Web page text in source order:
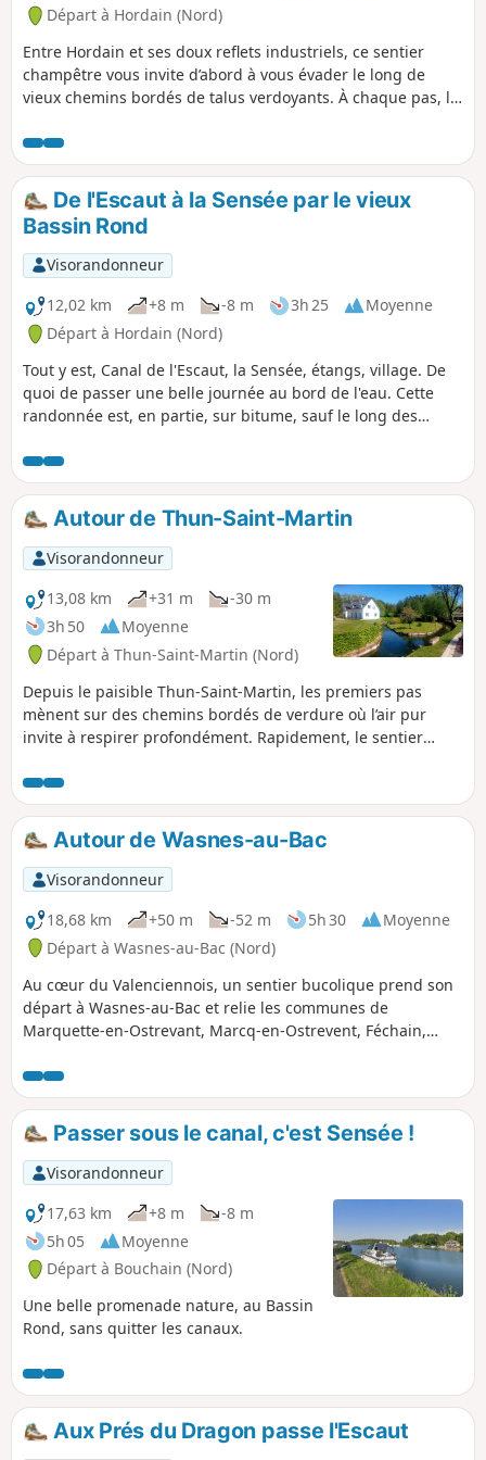
Départ à Hordain (Nord)
Entre Hordain et ses doux reflets industriels, ce sentier
champêtre vous invite d’abord à vous évader le long de
vieux chemins bordés de talus verdoyants. À chaque pas, le
promettant une immersion instantanée dans une
campagne réinventée. Bouchain vous accueille avec ses
fortifications historiques et ses bras de rivière paisibles,
avant que Marquette-en-Ostrevant n’ouvre sur des
paysages où les écluses rythment la balade. Enfin,
Wavrechain-sous-Faulx déploie son patchwork de prairies et
de haies bocagères, vous offrant une parenthèse bucolique,
loin du tumulte du quotidien.
De l'Escaut à la Sensée par le vieux
Bassin Rond
Visorandonneur
12,02 km
+8 m -8 m 3h 25
Moyenne
Départ à Hordain (Nord)
Tout y est, Canal de l'Escaut, la Sensée, étangs, village. De
quoi de passer une belle journée au bord de l'eau. Cette
randonnée est, en partie, sur bitume, sauf le long des
Bouchain.
Autour de Thun-Saint-Martin
Visorandonneur
13,08 km
+31 m
-30 m
3h 50
Moyenne
Départ à Thun-Saint-Martin (Nord)
Depuis le paisible Thun-Saint-Martin, les premiers pas
mènent sur des chemins bordés de verdure où l’air pur
invite à respirer profondément. Rapidement, le sentier
ponctué de façades typiques et d’un rythme de vie apaisé.
En poursuivant, la campagne déroule ses nuances, mêlant
champs ouverts, haies champêtres et petites routes
bordées d’arbres. L’arrivée à Thun-l’Évêque apporte une
touche d’histoire et de caractère, avec ses pierres anciennes
et son atmosphère singulière. Ce parcours joue sur
l’alternance entre espaces ouverts et cocons villageois,
offrant une promenade où chaque étape révèle un visage
différent du territoire.
Autour de Wasnes-au-Bac
Visorandonneur
18,68 km
+50 m -52 m 5h 30
Moyenne
Départ à Wasnes-au-Bac (Nord)
Au cœur du Valenciennois, un sentier bucolique prend son
départ à Wasnes-au-Bac et relie les communes de
Marquette-en-Ostrevant, Marcq-en-Ostrevent, Féchain,
vivaces et de prairies ondoyantes, invite à la flânerie entre
villages au charme authentique et paysages façonnés par
l’agriculture locale. Accessible à tous et modulable selon
votre rythme, ce parcours se vit à chaque saison dans une
lumière différente, du printemps fleuri aux teintes douces
de l’automne. Quelques en-cas du terroir et une carte
détaillée suffiront à savourer pleinement cette escapade,
entre pauses contemplatives et découvertes patrimoniales.
Passer sous le canal, c'est Sensée !
Visorandonneur
17,63 km
+8 m
-8 m
5h 05
Moyenne
Départ à Bouchain (Nord)
Une belle promenade nature, au Bassin
Rond, sans quitter les canaux.
Aux Prés du Dragon passe l'Escaut